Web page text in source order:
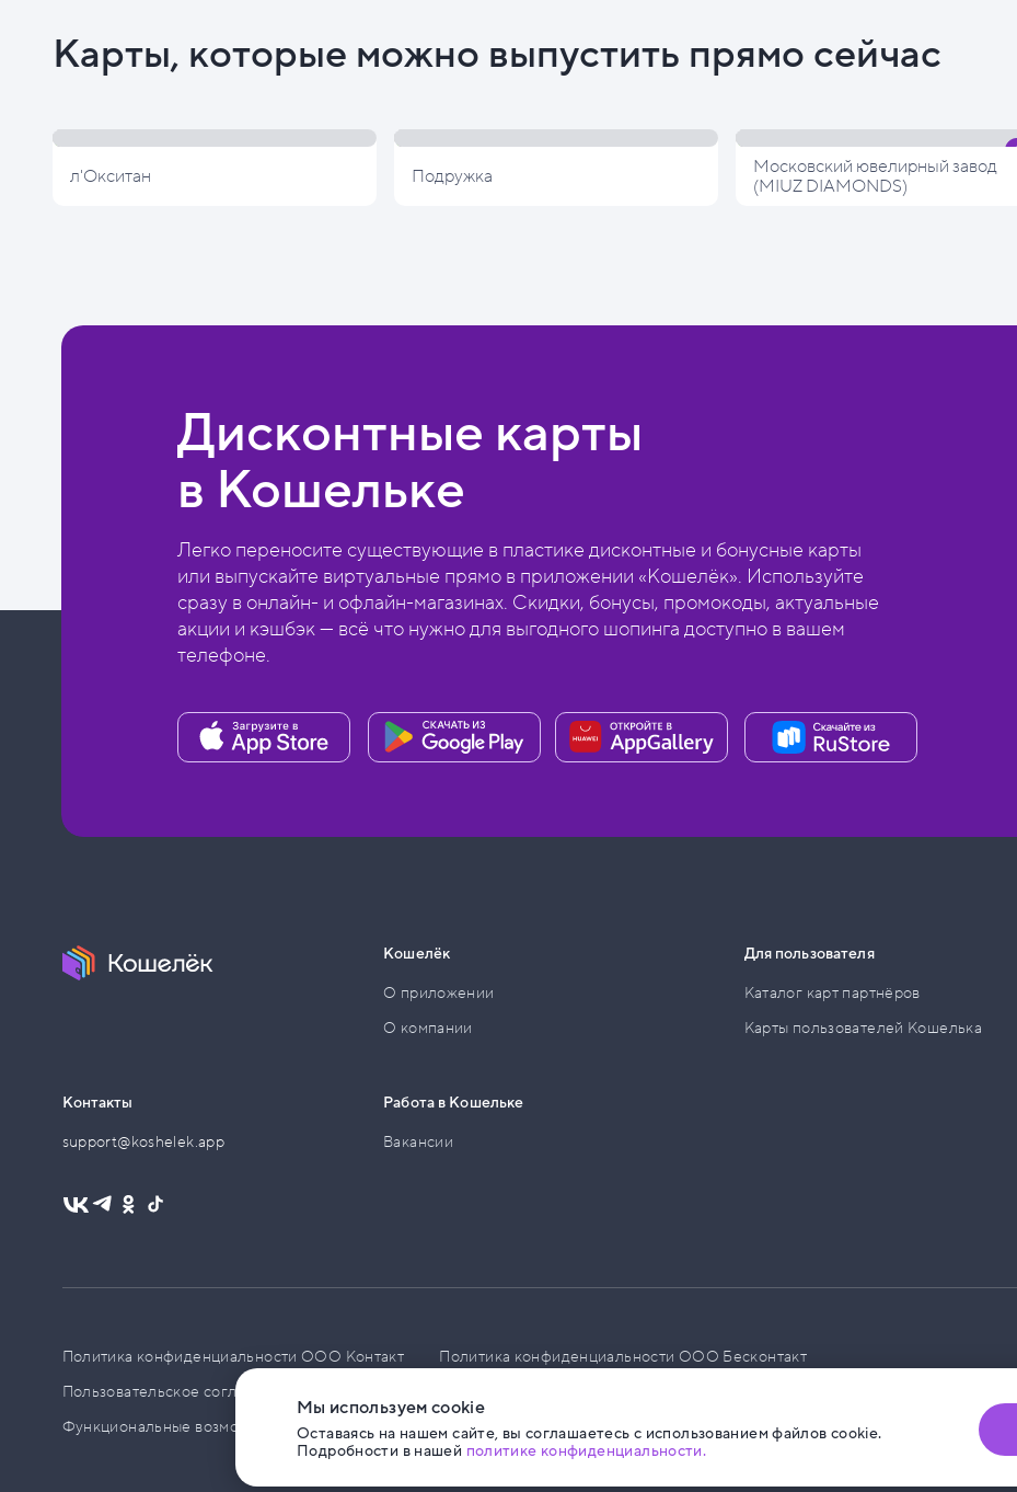
Карты, которые можно выпустить прямо сейчас
л'Окситан Подружка
Московский ювелирный завод
(MIUZ DIAMONDS)
Дисконтные карты
в Кошельке
Легко переносите существующие в пластике дисконтные и бонусные карты
или выпускайте виртуальные прямо в приложении «Кошелёк». Используйте
сразу в онлайн- и офлайн-магазинах. Скидки, бонусы, промокоды, актуальные
акции и кэшбэк — всё что нужно для выгодного шопинга доступно в вашем
телефоне.
Контакты
support@koshelek.app
Кошелёк
О приложении
О компании
Работа в Кошельке
Вакансии
Для пользователя
Каталог карт партнёров
Карты пользователей Кошелька
Политика конфиденциальности ООО Контакт
Политика конфиденциальности ООО Бесконтакт
Пользовательское соглашение
Функциональные возможности ПО
Мы используем cookie
Оставаясь на нашем сайте, вы соглашаетесь с использованием файлов cookie.
Подробности в нашей политике конфиденциальности.